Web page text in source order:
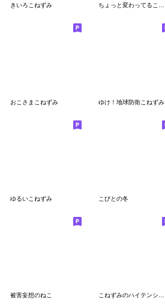
きいろこねずみ ちょっと変わってるこねずみ
おこさまこねずみ ゆけ！地球防衛こねずみ
ゆるいこねずみ こびとの冬
被害妄想のねこ こねずみのハイテンションな1日!